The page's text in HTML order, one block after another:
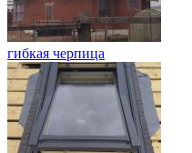
гибкая черпица